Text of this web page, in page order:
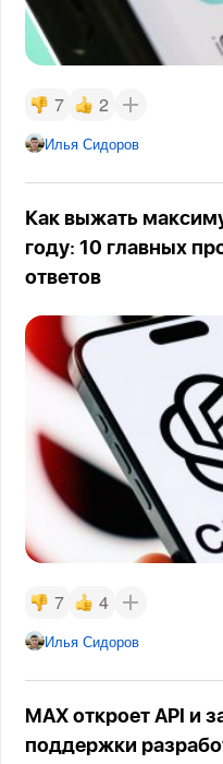
7 2
Илья Сидоров
Как выжать
году: 10 главных
ответов
7 4
Илья Сидоров
MAX откроет API и
поддержки